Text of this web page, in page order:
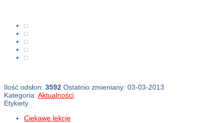
Ilość odsłon: 3592 Ostatnio zmieniany: 03-03-2013
Kategoria: Aktualności
Etykiety
Ciekawe lekcje